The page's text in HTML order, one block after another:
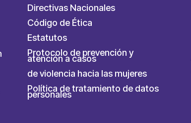
Directivas Nacionales
Código de Ética
Estatutos
Protocolo de prevención y
atención a casos
de violencia hacia las mujeres
Política de tratamiento de datos
personales